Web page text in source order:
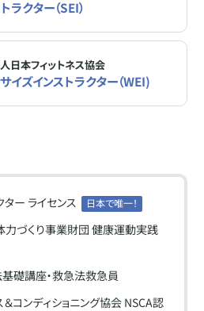
ラクター（SEI）
日本フィットネス協会
イズインストラクター（WEI)
ー ライセンス 日本で唯一！
力づくり事業財団 健康運動実践
礎講座・救急法救急員
コンディショニング協会 NSCA認